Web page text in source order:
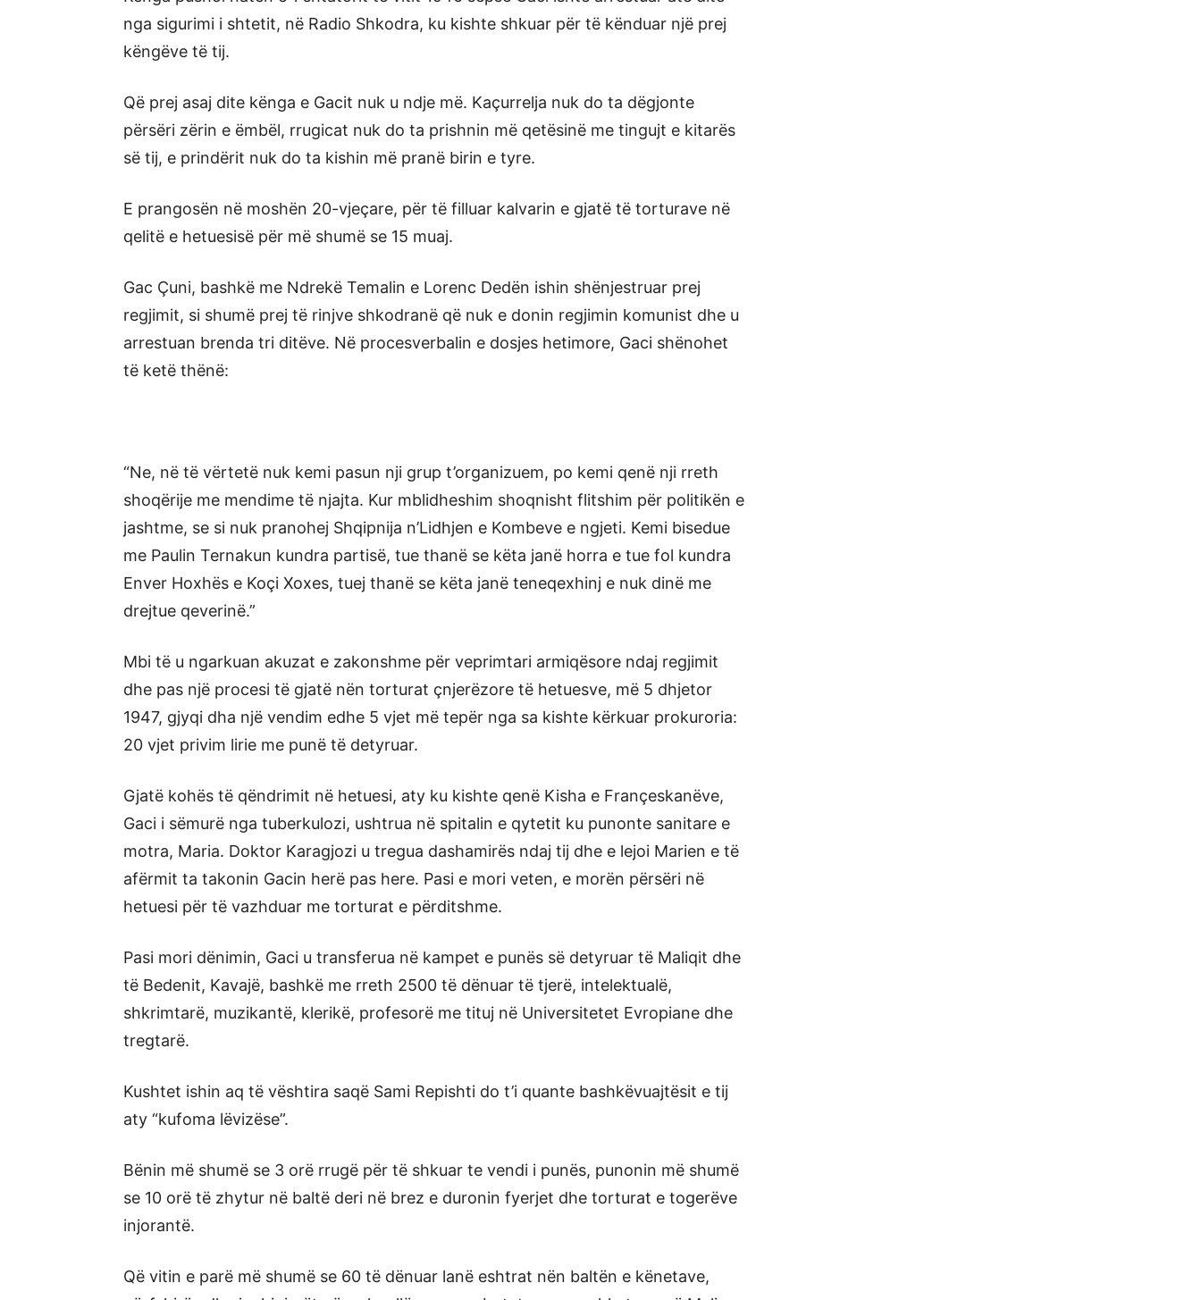
nga sigurimi i shtetit, në Radio Shkodra, ku kishte shkuar për të kënduar një prej
këngëve të tij.
Që prej asaj dite kënga e Gacit nuk u ndje më. Kaçurrelja nuk do ta dëgjonte
përsëri zërin e ëmbël, rrugicat nuk do ta prishnin më qetësinë me tingujt e kitarës
së tij, e prindërit nuk do ta kishin më pranë birin e tyre.
E prangosën në moshën 20-vjeçare, për të filluar kalvarin e gjatë të torturave në
qelitë e hetuesisë për më shumë se 15 muaj.
Gac Çuni, bashkë me Ndrekë Temalin e Lorenc Dedën ishin shënjestruar prej
regjimit, si shumë prej të rinjve shkodranë që nuk e donin regjimin komunist dhe u
arrestuan brenda tri ditëve. Në procesverbalin e dosjes hetimore, Gaci shënohet
të ketë thënë:
“Ne, në të vërtetë nuk kemi pasun nji grup t’organizuem, po kemi qenë nji rreth
shoqërije me mendime të njajta. Kur mblidheshim shoqnisht flitshim për politikën e
jashtme, se si nuk pranohej Shqipnija n’Lidhjen e Kombeve e ngjeti. Kemi bisedue
me Paulin Ternakun kundra partisë, tue thanë se këta janë horra e tue fol kundra
Enver Hoxhës e Koçi Xoxes, tuej thanë se këta janë teneqexhinj e nuk dinë me
drejtue qeverinë.”
Mbi të u ngarkuan akuzat e zakonshme për veprimtari armiqësore ndaj regjimit
dhe pas një procesi të gjatë nën torturat çnjerëzore të hetuesve, më 5 dhjetor
1947, gjyqi dha një vendim edhe 5 vjet më tepër nga sa kishte kërkuar prokuroria:
20 vjet privim lirie me punë të detyruar.
Gjatë kohës të qëndrimit në hetuesi, aty ku kishte qenë Kisha e Françeskanëve,
Gaci i sëmurë nga tuberkulozi, ushtrua në spitalin e qytetit ku punonte sanitare e
motra, Maria. Doktor Karagjozi u tregua dashamirës ndaj tij dhe e lejoi Marien e të
afërmit ta takonin Gacin herë pas here. Pasi e mori veten, e morën përsëri në
hetuesi për të vazhduar me torturat e përditshme.
Pasi mori dënimin, Gaci u transferua në kampet e punës së detyruar të Maliqit dhe
të Bedenit, Kavajë, bashkë me rreth 2500 të dënuar të tjerë, intelektualë,
shkrimtarë, muzikantë, klerikë, profesorë me tituj në Universitetet Evropiane dhe
tregtarë.
Kushtet ishin aq të vështira saqë Sami Repishti do t’i quante bashkëvuajtësit e tij
aty “kufoma lëvizëse”.
Bënin më shumë se 3 orë rrugë për të shkuar te vendi i punës, punonin më shumë
se 10 orë të zhytur në baltë deri në brez e duronin fyerjet dhe torturat e togerëve
injorantë.
Që vitin e parë më shumë se 60 të dënuar lanë eshtrat nën baltën e kënetave,